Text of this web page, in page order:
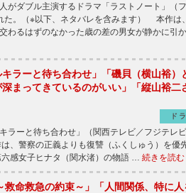
がダブル主演するドラマ「ラストノート」（
た。（※以下、ネタバレを含みます） 本作は
わるはずのなかった歳の差の男女が静かに引
キラーと待ち合わせ」「磯貝（横山裕）
まってきているのがいい」「縦山裕二
ド
ラーと待ち合わせ」（関西テレビ／フジテレ
、警察の正義よりも復讐（ふくしゅう）を優
感女子ヒナタ（関水渚）の物語 … 続きを読む
救命救急の約束～」「人間関係、特に